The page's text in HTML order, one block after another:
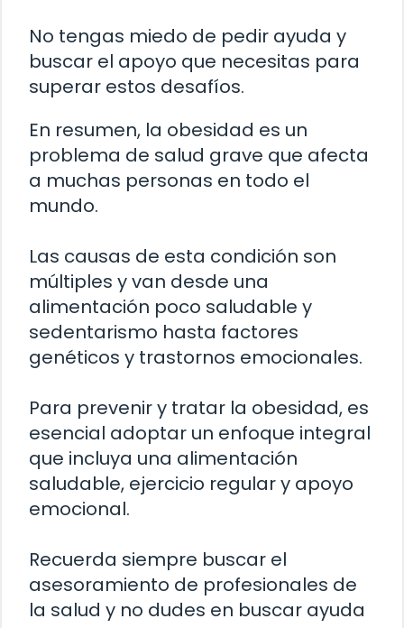
No tengas miedo de pedir ayuda y
buscar el apoyo que necesitas para
superar estos desafíos.
En resumen, la obesidad es un
problema de salud grave que afecta
a muchas personas en todo el
mundo.
Las causas de esta condición son
múltiples y van desde una
alimentación poco saludable y
sedentarismo hasta factores
genéticos y trastornos emocionales.
Para prevenir y tratar la obesidad, es
esencial adoptar un enfoque integral
que incluya una alimentación
saludable, ejercicio regular y apoyo
emocional.
Recuerda siempre buscar el
asesoramiento de profesionales de
la salud y no dudes en buscar ayuda